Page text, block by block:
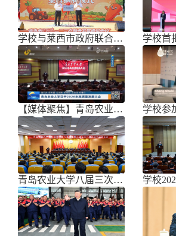
学校与莱西市政府联合举办青岛市胡萝
【媒体聚焦】青岛农业大学召开202
青岛农业大学八届三次双代会胜利召开